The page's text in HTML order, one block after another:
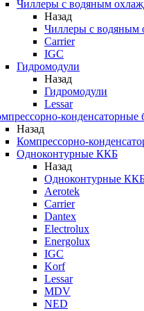
Чиллеры с водяным
Назад
Чиллеры с водяным
Carrier
IGC
Гидромодули
Назад
Гидромодули
Lessar
Назад
Компрессорно-
Одноконтурные ККБ
Назад
Одноконтурные
Aerotek
Carrier
Dantex
Electrolux
Energolux
IGC
Korf
Lessar
MDV
NED